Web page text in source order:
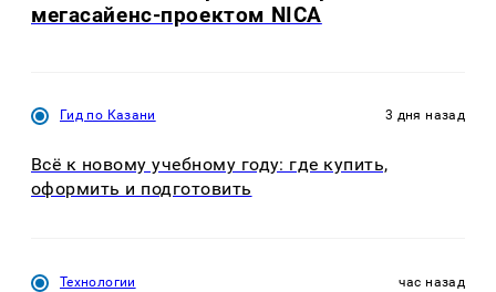
мегасайенс-проектом NICA
Гид по Казани 3 дня назад
Всё к новому учебному году: где купить,
оформить и подготовить
Технологии час назад